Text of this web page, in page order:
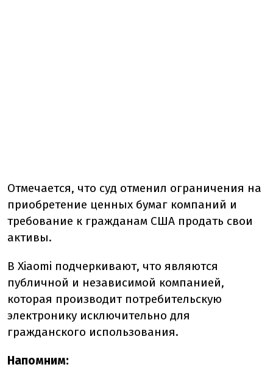
Отмечается, что суд отменил ограничения на
приобретение ценных бумаг компаний и
требование к гражданам США продать свои
активы.
В Xiaomi подчеркивают, что являются
публичной и независимой компанией,
которая производит потребительскую
электронику исключительно для
гражданского использования.
Напомним: